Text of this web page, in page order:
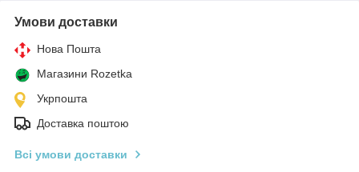
Умови доставки
Нова Пошта
Магазини Rozetka
Укрпошта
Доставка поштою
Всі умови доставки